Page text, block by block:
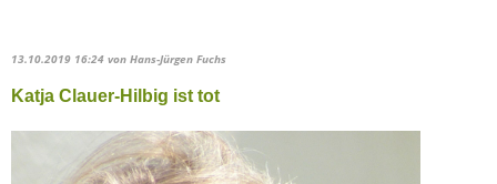
13.10.2019 16:24 von Hans-Jürgen Fuchs
Katja Clauer-Hilbig ist tot